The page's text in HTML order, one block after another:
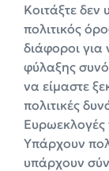
Κοιτάξτε
πολιτικός
διάφοροι για
φύλαξης
να είμαστε
πολιτικές
Υπάρχουν
υπάρχουν